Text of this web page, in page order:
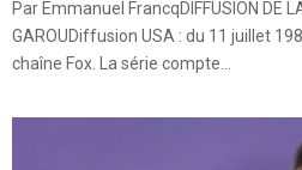
Par Emmanuel FrancqDIFFUSION DE
GAROUDiffusion USA : du 11 juillet
chaîne Fox. La série compte...